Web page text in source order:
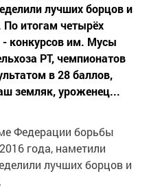
лучших борцов и
По итогам четырёх
конкурсов им. Мусы
РТ, чемпионатов
в 28 баллов,
земляк, уроженец...
Федерации борьбы
года, наметили
лучших борцов и